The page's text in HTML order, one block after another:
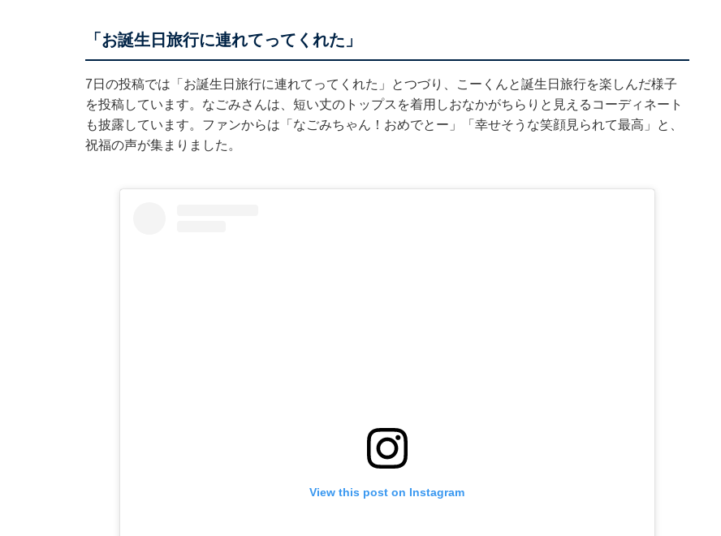
「お誕生日旅行に連れてってくれた」
7日の投稿では「お誕生日旅行に連れてってくれた」とつづり、こーくんと誕生日旅行を楽しんだ様子
を投稿しています。なごみさんは、短い丈のトップスを着用しおなかがちらりと見えるコーディネート
も披露しています。ファンからは「なごみちゃん！おめでとー」「幸せそうな笑顔見られて最高」と、
祝福の声が集まりました。
View this post on Instagram